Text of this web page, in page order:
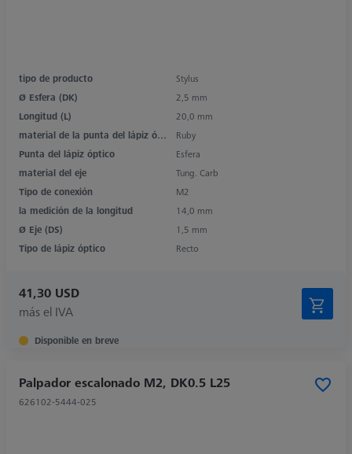
tipo de producto
Stylus
Ø Esfera (DK)
2,5 mm
Longitud (L)
20,0 mm
material de la punta del lápiz óptico
Ruby
Punta del lápiz óptico
Esfera
material del eje
Tung. Carb
Tipo de conexión
M2
la medición de la longitud
14,0 mm
Ø Eje (DS)
1,5 mm
Tipo de lápiz óptico
Recto
41,30 USD
más el IVA
Disponible en breve
Palpador escalonado M2, DK0.5 L25
626102-5444-025